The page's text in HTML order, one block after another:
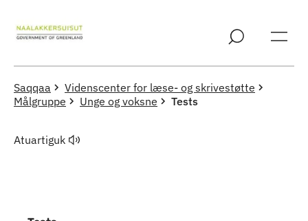
Saqqaa
Videnscenter for læse- og skrivestøtte
Målgruppe
Unge og voksne Tests
Atuartiguk